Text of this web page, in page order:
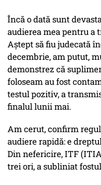
Încă o dată sunt
audierea mea pentru a
Aştept să fiu judecată
decembrie, am putut,
demonstrez că
foloseam au fost
testul pozitiv, a
finalul lunii mai.
Am cerut, confirm
audiere rapidă: e
Din nefericire, ITF
trei ori, a subliniat